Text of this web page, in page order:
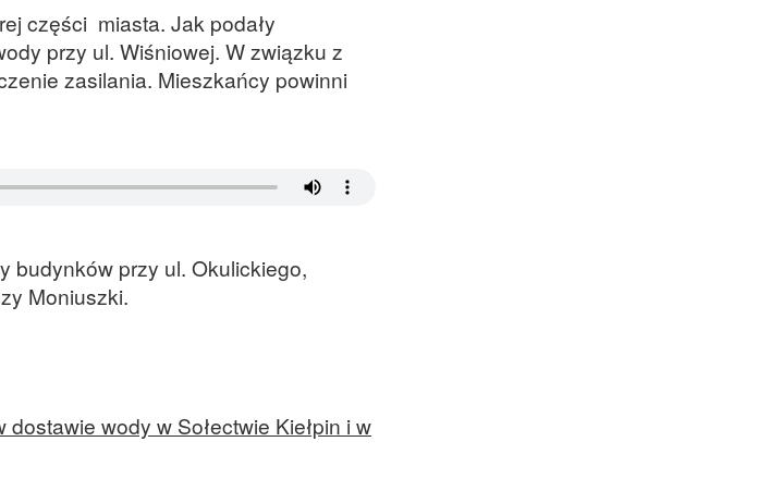
części miasta. Jak podały
przy ul. Wiśniowej. W związku z
zasilania. Mieszkańcy powinni
budynków przy ul. Okulickiego,
Moniuszki.
wody w Sołectwie Kiełpin i w